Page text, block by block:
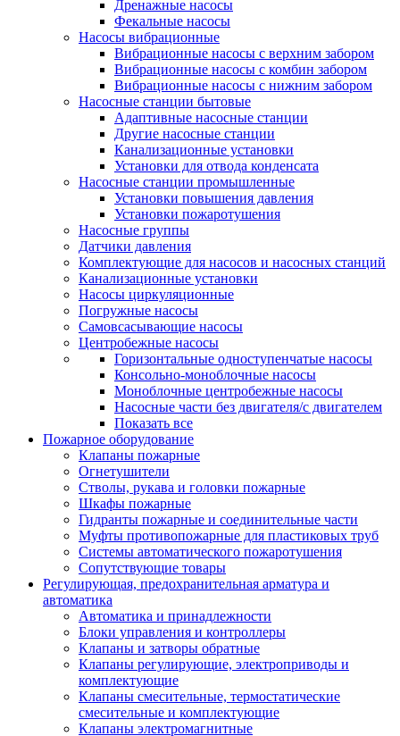
Дренажные насосы
Фекальные насосы
Насосы вибрационные
Вибрационные насосы с верхним забором
Вибрационные насосы с комбин забором
Вибрационные насосы с нижним забором
Насосные станции бытовые
Адаптивные насосные станции
Другие насосные станции
Канализационные установки
Установки для отвода конденсата
Насосные станции промышленные
Установки повышения давления
Установки пожаротушения
Насосные группы
Датчики давления
Комплектующие для насосов и насосных станций
Канализационные установки
Насосы циркуляционные
Погружные насосы
Самовсасывающие насосы
Центробежные насосы
Горизонтальные одноступенчатые насосы
Консольно-моноблочные насосы
Моноблочные центробежные насосы
Насосные части без двигателя/с двигателем
Показать все
Пожарное оборудование
Клапаны пожарные
Огнетушители
Стволы, рукава и головки пожарные
Шкафы пожарные
Гидранты пожарные и соединительные части
Муфты противопожарные для пластиковых труб
Системы автоматического пожаротушения
Сопутствующие товары
Регулирующая, предохранительная арматура и
автоматика
Автоматика и принадлежности
Блоки управления и контроллеры
Клапаны и затворы обратные
Клапаны регулирующие, электроприводы и
комплектующие
Клапаны смесительные, термостатические
смесительные и комплектующие
Клапаны электромагнитные